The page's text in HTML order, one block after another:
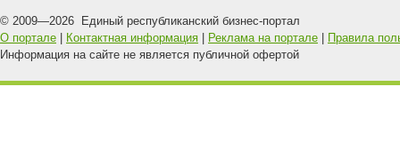
© 2009—2026 Единый республиканский бизнес-портал
О портале
Контактная информация Реклама на портале
Правила
Информация на сайте не является публичной офертой